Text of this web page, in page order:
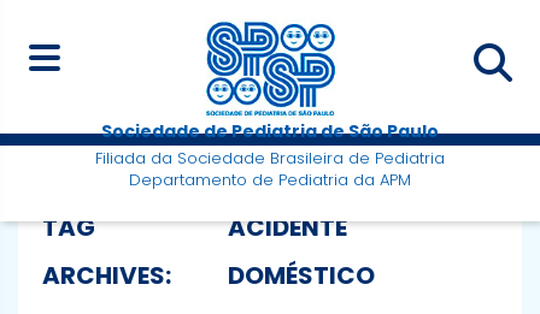
Sociedade de Pediatria de São Paulo
Filiada da Sociedade Brasileira de Pediatria
Departamento de Pediatria da APM
TAG
ARCHIVES:
ACIDENTE
DOMÉSTICO